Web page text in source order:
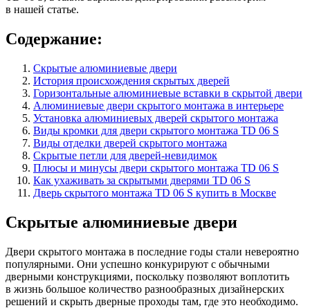
в нашей статье.
Содержание:
Скрытые алюминиевые двери
История происхождения скрытых дверей
Горизонтальные алюминиевые вставки в скрытой двери
Алюминиевые двери скрытого монтажа в интерьере
Установка алюминиевых дверей скрытого монтажа
Виды кромки для двери скрытого монтажа TD 06 S
Виды отделки дверей скрытого монтажа
Скрытые петли для дверей-невидимок
Плюсы и минусы двери скрытого монтажа TD 06 S
Как ухаживать за скрытыми дверями TD 06 S
Дверь скрытого монтажа TD 06 S купить в Москве
Скрытые алюминиевые двери
Двери скрытого монтажа в последние годы стали невероятно
популярными. Они успешно конкурируют с обычными
дверными конструкциями, поскольку позволяют воплотить
в жизнь большое количество разнообразных дизайнерских
решений и скрыть дверные проходы там, где это необходимо.